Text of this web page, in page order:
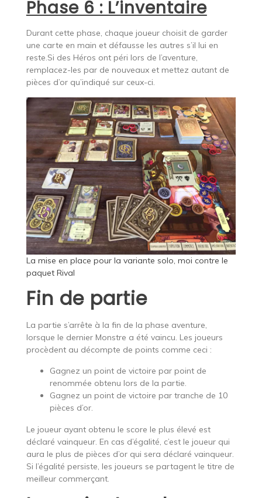
Phase 6 : L’inventaire
Durant cette phase, chaque joueur choisit de garder
une carte en main et défausse les autres s’il lui en
reste.Si des Héros ont péri lors de l’aventure,
remplacez-les par de nouveaux et mettez autant de
pièces d’or qu’indiqué sur ceux-ci.
La mise en place pour la variante solo, moi contre le
paquet Rival
Fin de partie
La partie s’arrête à la fin de la phase aventure,
lorsque le dernier Monstre a été vaincu. Les joueurs
procèdent au décompte de points comme ceci :
Gagnez un point de victoire par point de
renommée obtenu lors de la partie.
Gagnez un point de victoire par tranche de 10
pièces d’or.
Le joueur ayant obtenu le score le plus élevé est
déclaré vainqueur. En cas d’égalité, c’est le joueur qui
aura le plus de pièces d’or qui sera déclaré vainqueur.
Si l’égalité persiste, les joueurs se partagent le titre de
meilleur commerçant.